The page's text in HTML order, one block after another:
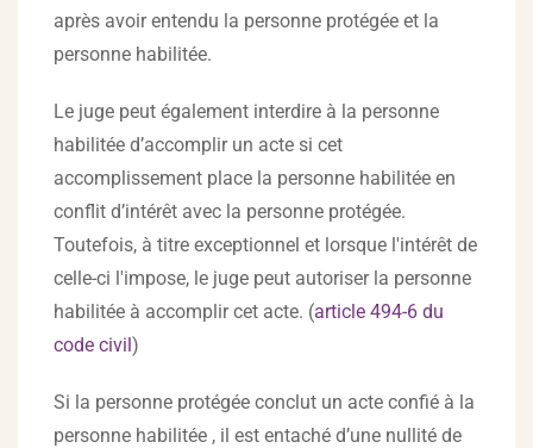
après avoir entendu la personne protégée et la
personne habilitée.
Le juge peut également interdire à la personne
habilitée d’accomplir un acte si cet
accomplissement place la personne habilitée en
conflit d’intérêt avec la personne protégée.
Toutefois, à titre exceptionnel et lorsque l'intérêt de
celle-ci l'impose, le juge peut autoriser la personne
habilitée à accomplir cet acte. (article 494-6 du
code civil)
Si la personne protégée conclut un acte confié à la
personne habilitée , il est entaché d’une nullité de